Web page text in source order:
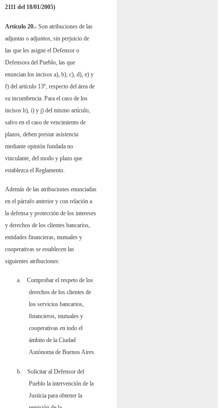
2111 del 18/01/2005)
Artículo 20.- Son atribuciones de las
adjuntas o adjuntos, sin perjuicio de
las que les asigne el Defensor o
Defensora del Pueblo, las que
enuncian los incisos a), b), c), d), e) y
f) del artículo 13º, respecto del área de
su incumbencia. Para el caso de los
incisos h), i) y j) del mismo artículo,
salvo en el caso de vencimiento de
plazos, deben prestar asistencia
mediante opinión fundada no
vinculante, del modo y plazo que
establezca el Reglamento.
Además de las atribuciones enunciadas
en el párrafo anterior y con relación a
la defensa y protección de los intereses
y derechos de los clientes bancarios,
entidades financieras, mutuales y
cooperativas se establecen las
siguientes atribuciones:
a.
Comprobar el respeto de los
derechos de los clientes de
los servicios bancarios,
financieros, mutuales y
cooperativas en todo el
ámbito de la Ciudad
Autónoma de Buenos Aires.
b.
Solicitar al Defensor del
Pueblo la intervención de la
Justicia para obtener la